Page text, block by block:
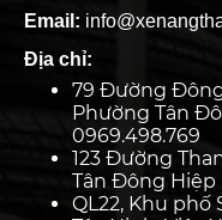
Email:
Địa chỉ:
79 Đường
Phường Tân
0969.498.769
123 Đường
Tân Đông Hiệp
QL22, Khu phố